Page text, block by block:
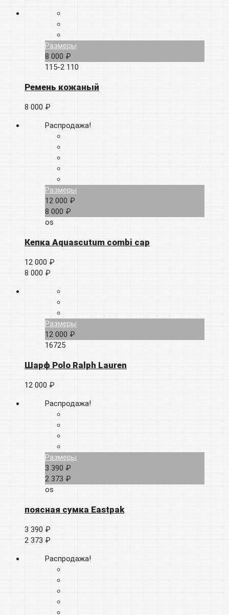
Размеры
8 000 ₽
115-2 110
Ремень кожаный
8 000 ₽
Распродажа!
Размеры
12 000 ₽
8 000 ₽
os
Кепка Aquascutum combi cap
12 000 ₽
8 000 ₽
Размеры
12 000 ₽
16725
Шарф Polo Ralph Lauren
12 000 ₽
Распродажа!
Размеры
3 390 ₽
2 373 ₽
os
поясная сумка Eastpak
3 390 ₽
2 373 ₽
Распродажа!